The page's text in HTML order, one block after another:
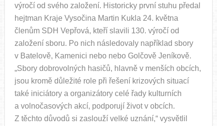
výročí od svého založení. Historicky první stuhu předal
hejtman Kraje Vysočina Martin Kukla 24. května
členům SDH Vepřová, kteří slavili 130. výročí od
založení sboru. Po nich následovaly například sbory
v Batelově, Kamenici nebo nebo Golčově Jeníkově.
„Sbory dobrovolných hasičů, hlavně v menších obcích,
jsou kromě důležité role při řešení krizových situací
také iniciátory a organizátory celé řady kulturních
a volnočasových akcí, podporují život v obcích.
Z těchto důvodů si zaslouží velké uznání,“ vysvětlil